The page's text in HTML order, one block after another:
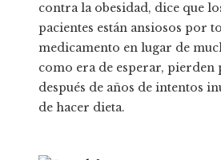
contra la obesidad, dice que
pacientes están ansiosos por
medicamento en lugar de
como era de esperar, pierden
después de años de intentos
de hacer dieta.